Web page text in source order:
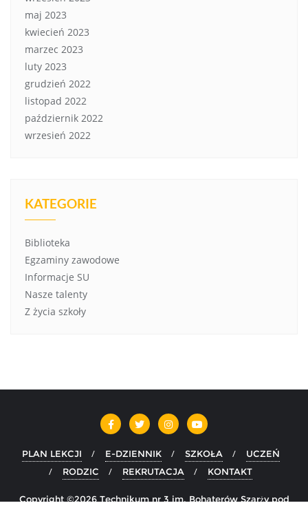
maj 2023
kwiecień 2023
marzec 2023
luty 2023
grudzień 2022
listopad 2022
październik 2022
wrzesień 2022
KATEGORIE
Biblioteka
Egzaminy zawodowe
Informacje SU
Nasze talenty
Z życia szkoły
PLAN LEKCJI E-DZIENNIK SZKOŁA
UCZEŃ
RODZIC
REKRUTACJA KONTAKT
Copyright ©2026 Technikum nr 3 im. Bohaterów Szarży pod